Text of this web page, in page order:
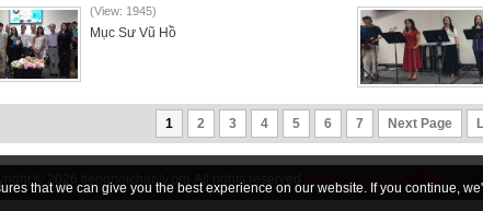
(View: 1945)
Mục Sư Vũ Hồ
1 2 3 4 5 6 7 Next Page
© 2026 tiengnoichanly.org All rights reserved
that we can give you the best experience on our website. If you continue,